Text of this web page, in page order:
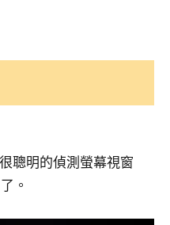
很聰明的偵測螢幕視窗
了。